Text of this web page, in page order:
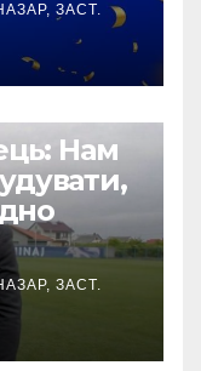
ЗАСТ.
Нам
ЗАСТ.